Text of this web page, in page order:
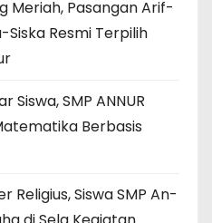
Meriah, Pasangan Arif-
Resmi Terpilih
Siswa, SMP ANNUR
Berbasis
Siswa SMP An-